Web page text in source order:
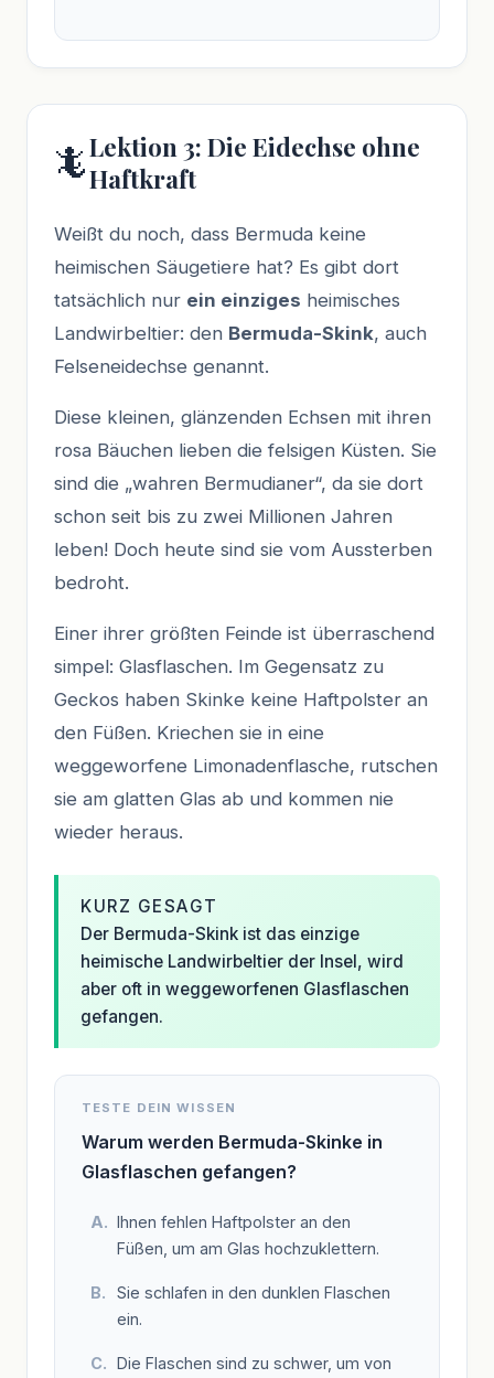
🦎Lektion 3: Die Eidechse ohne
Haftkraft
Weißt du noch, dass Bermuda keine
heimischen Säugetiere hat? Es gibt dort
tatsächlich nur ein einziges heimisches
Landwirbeltier: den Bermuda-Skink, auch
Felseneidechse genannt.
Diese kleinen, glänzenden Echsen mit ihren
rosa Bäuchen lieben die felsigen Küsten. Sie
sind die „wahren Bermudianer“, da sie dort
schon seit bis zu zwei Millionen Jahren
leben! Doch heute sind sie vom Aussterben
bedroht.
Einer ihrer größten Feinde ist überraschend
simpel: Glasflaschen. Im Gegensatz zu
Geckos haben Skinke keine Haftpolster an
den Füßen. Kriechen sie in eine
weggeworfene Limonadenflasche, rutschen
sie am glatten Glas ab und kommen nie
wieder heraus.
KURZ GESAGT
Der Bermuda-Skink ist das einzige
heimische Landwirbeltier der Insel, wird
aber oft in weggeworfenen Glasflaschen
gefangen.
TESTE DEIN WISSEN
Warum werden Bermuda-Skinke in
Glasflaschen gefangen?
Ihnen fehlen Haftpolster an den
Füßen, um am Glas hochzuklettern.
Sie schlafen in den dunklen Flaschen
ein.
Die Flaschen sind zu schwer, um von